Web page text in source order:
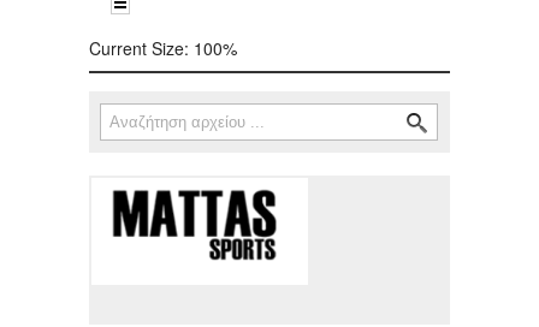
Current Size: 100%
Φόρμα αναζήτησης
Αναζήτηση